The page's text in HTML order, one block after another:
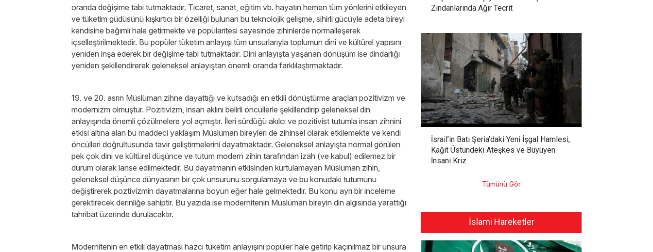
oranda değişime tabi tutmaktadır. Ticaret, sanat, eğitim vb. hayatın hemen tüm yönlerini etkileyen
ve tüketim güdüsünü kışkırtıcı bir özelliği bulunan bu teknolojik gelişme, sihirli gücüyle adeta bireyi
kendisine bağımlı hale getirmekte ve popülaritesi sayesinde zihinlerde normalleşerek
içselleştirilmektedir. Bu popüler tüketim anlayışı tüm unsurlarıyla toplumun dini ve kültürel yapısını
yeniden inşa ederek bir değişime tabi tutmaktadır. Dini anlayışta yaşanan dönüşüm ise dindarlığı
yeniden şekillendirerek geleneksel anlayıştan önemli oranda farklılaştırmaktadır.
19. ve 20. asrın Müslüman zihne dayattığı ve kutsadığı en etkili dönüştürme araçları pozitivizm ve
modernizm olmuştur. Pozitivizm, insan aklını belirli öncüllerle şekillendirip geleneksel din
anlayışında önemli çözülmelere yol açmıştır. İleri sürdüğü akılcı ve pozitivist tutumla insan zihnini
etkisi altına alan bu maddeci yaklaşım Müslüman bireyleri de zihinsel olarak etkilemekte ve kendi
öncülleri doğrultusunda tavır geliştirmelerini dayatmaktadır. Geleneksel anlayışta normal görülen
pek çok dini ve kültürel düşünce ve tutum modern zihin tarafından izah (ve kabul) edilemez bir
durum olarak lanse edilmektedir. Bu dayatmanın etkisinden kurtulamayan Müslüman zihin,
geleneksel düşünce dünyasının bir çok unsurunu sorgulamaya ve bu konudaki tutumunu
değiştirerek poztivizmin dayatmalarına boyun eğer hale gelmektedir. Bu konu ayrı bir inceleme
gerektirecek derinliğe sahiptir. Bu yazıda ise modernitenin Müslüman bireyin din algısında yarattığı
tahribat üzerinde durulacaktır.
Modernitenin en etkili dayatması hazcı tüketim anlayışını popüler hale getirip kaçınılmaz bir unsura
Zindanlarında Ağır Tecrit
İsrail’in Batı Şeria’daki Yeni İşgal Hamlesi,
Kağıt Üstündeki Ateşkes ve Büyüyen
İnsani Kriz
Tümünü Gör
İslami Hareketler